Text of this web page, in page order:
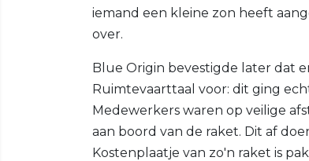
iemand een kleine zon heeft
over.
Blue Origin bevestigde later dat
Ruimtevaarttaal voor: dit ging
Medewerkers waren op veilige
aan boord van de raket. Dit af
Kostenplaatje van zo'n raket is